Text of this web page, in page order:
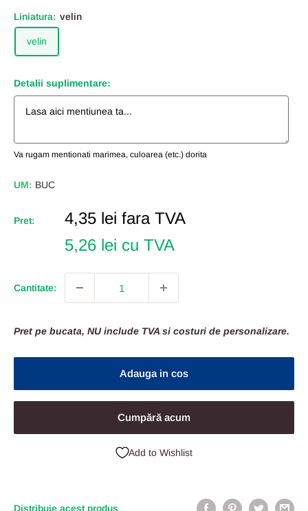
Liniatura: velin
velin
Detalii suplimentare:
Va rugam mentionati marimea, culoarea (etc.) dorita
UM: BUC
Pret:
Pret
Redus
4,35 lei fara TVA
5,26 lei cu TVA
Cantitate:
Pret pe bucata, NU include TVA si costuri de personalizare.
Adauga in cos
Cumpără acum
Add to Wishlist
Distribuie acest produs